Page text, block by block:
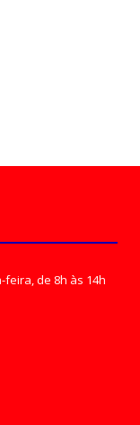
de 8h às 14h